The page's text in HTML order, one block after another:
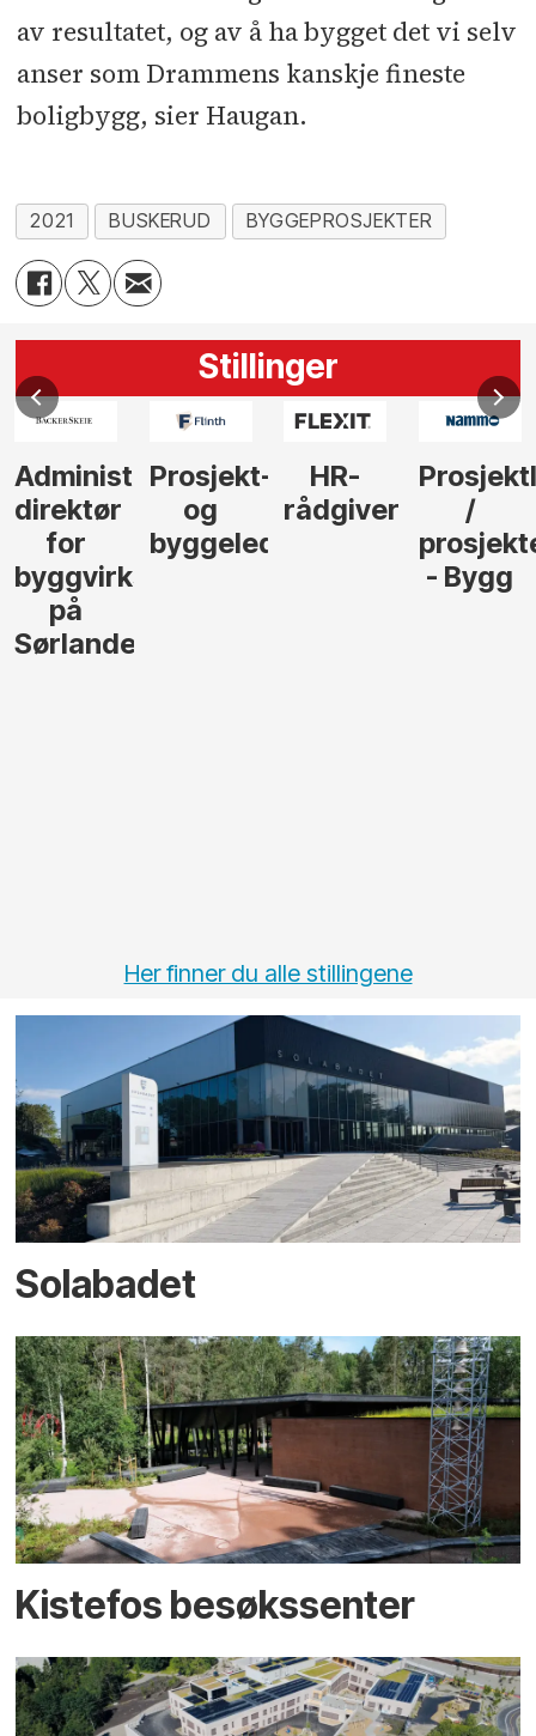
av resultatet, og av å ha bygget det vi selv
anser som Drammens kanskje fineste
boligbygg, sier Haugan.
2021 BUSKERUD BYGGEPROSJEKTER
Stillinger
Administrerende
direktør
for
byggvirksomhet
på
Sørlandet
Prosjekt-
og
byggeleder
HR-
rådgiver
/
- Bygg
Her finner du alle stillingene
Solabadet
Kistefos besøkssenter